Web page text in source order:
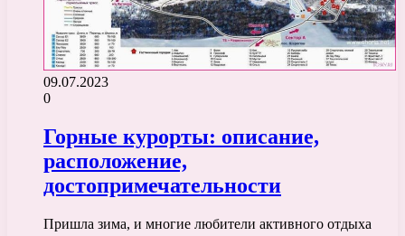
09.07.2023
0
Горные курорты: описание,
расположение,
достопримечательности
Пришла зима, и многие любители активного отдыха